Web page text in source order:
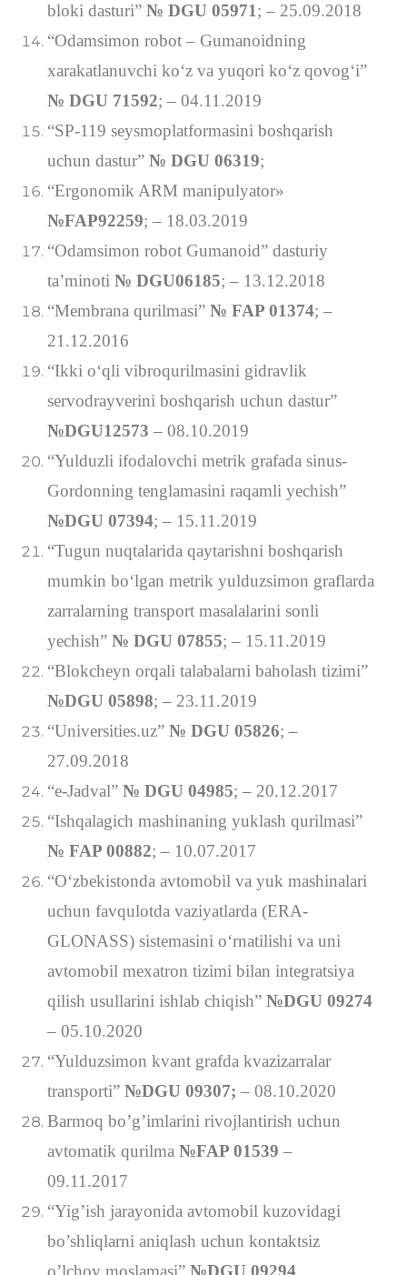
bloki dasturi”№ DGU 05971; – 25.09.2018
“Odamsimon robot – Gumanoidning
xarakatlanuvchi koʻz va yuqori koʻz qovog‘i”
№ DGU 71592; – 04.11.2019
“SP-119 seysmoplatformasini boshqarish
uchun dastur”№ DGU 06319;
“Ergonomik ARM manipulyator»
№FAP92259; – 18.03.2019
“Odamsimon robot Gumanoid” dasturiy
ta’minoti№ DGU06185; – 13.12.2018
“Membrana qurilmasi”№ FAP 01374; –
21.12.2016
“Ikki o‘qli vibroqurilmasini gidravlik
servodrayverini boshqarish uchun dastur”
№DGU12573 – 08.10.2019
“Yulduzli ifodalovchi metrik grafada sinus-
Gordonning tenglamasini raqamli yechish”
№DGU 07394; – 15.11.2019
“Tugun nuqtalarida qaytarishni boshqarish
mumkin bo‘lgan metrik yulduzsimon graflarda
zarralarning transport masalalarini sonli
yechish”№ DGU 07855; – 15.11.2019
“Blokcheyn orqali talabalarni baholash tizimi”
№DGU 05898; – 23.11.2019
“Universities.uz”№ DGU 05826; –
27.09.2018
“e-Jadval”№ DGU 04985; – 20.12.2017
“Ishqalagich mashinaning yuklash qurilmasi”
№ FAP 00882; – 10.07.2017
“Oʻzbekistonda avtomobil va yuk mashinalari
uchun favqulotda vaziyatlarda (ERA-
GLONASS) sistemasini oʻrnatilishi va uni
avtomobil mexatron tizimi bilan integratsiya
qilish usullarini ishlab chiqish”№DGU 09274
– 05.10.2020
“Yulduzsimon kvant grafda kvazizarralar
transporti”№DGU 09307;– 08.10.2020
Barmoq bo’g’imlarini rivojlantirish uchun
avtomatik qurilma№FAP 01539 –
09.11.2017
“Yig’ish jarayonida avtomobil kuzovidagi
bo’shliqlarni aniqlash uchun kontaktsiz
o’lchov moslamasi”№DGU 09294